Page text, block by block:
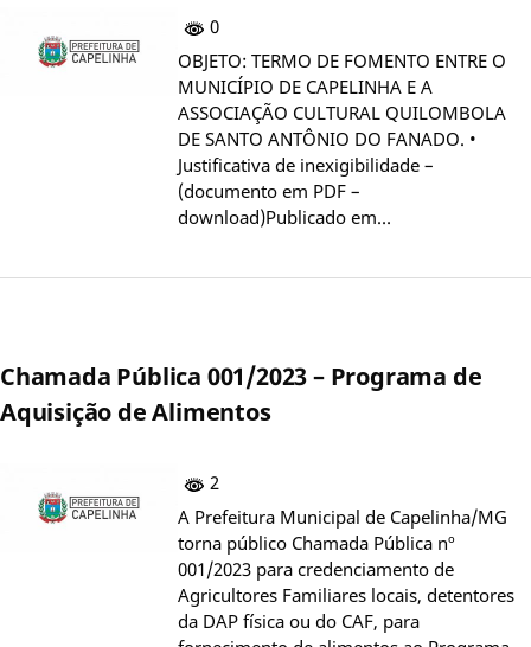
0
OBJETO: TERMO DE FOMENTO ENTRE O
MUNICÍPIO DE CAPELINHA E A
ASSOCIAÇÃO CULTURAL QUILOMBOLA
DE SANTO ANTÔNIO DO FANADO. •
Justificativa de inexigibilidade –
(documento em PDF –
download)Publicado em…
Chamada Pública 001/2023 – Programa de
Aquisição de Alimentos
2
A Prefeitura Municipal de Capelinha/MG
torna público Chamada Pública nº
001/2023 para credenciamento de
Agricultores Familiares locais, detentores
da DAP física ou do CAF, para